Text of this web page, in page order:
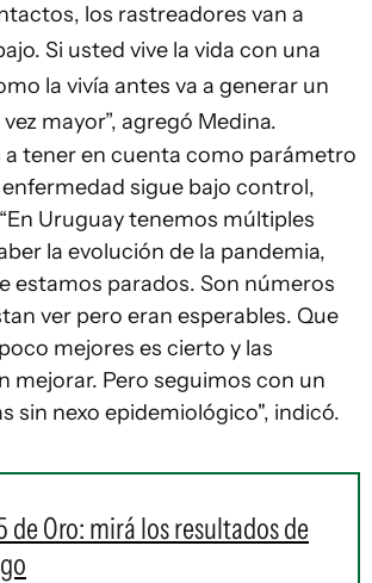
los rastreadores van a
Si usted vive la vida con una
la vivía antes va a generar un
mayor”, agregó Medina.
a tener en cuenta como parámetro
enfermedad sigue bajo control,
Uruguay tenemos múltiples
la evolución de la pandemia,
estamos parados. Son números
ver pero eran esperables. Que
mejores es cierto y las
mejorar. Pero seguimos con un
sin nexo epidemiológico", indicó.
de Oro: mirá los resultados de